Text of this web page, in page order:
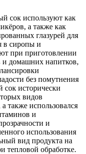
сок используют как
а также как
глазурей для
в сиропы и
при приготовлении
и домашних напитков,
без помутнения
исторически
видов
также использовался
и
и
использования
вид продукта на
тепловой обработке.